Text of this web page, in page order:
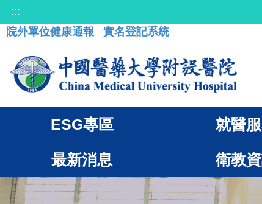
:::
院外單位健康通報
實名登記系統
ESG專區 就醫
最新消息 衛教